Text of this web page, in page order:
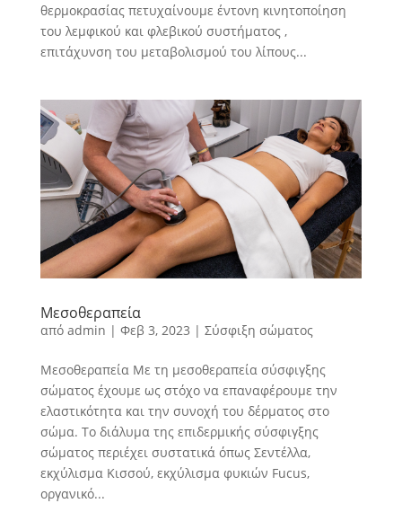
θερμοκρασίας πετυχαίνουμε έντονη κινητοποίηση
του λεμφικού και φλεβικού συστήματος ,
επιτάχυνση του μεταβολισμού του λίπους...
Μεσοθεραπεία
από admin | Φεβ 3, 2023 | Σύσφιξη σώματος
Μεσοθεραπεία Με τη μεσοθεραπεία σύσφιγξης
σώματος έχουμε ως στόχο να επαναφέρουμε την
ελαστικότητα και την συνοχή του δέρματος στο
σώμα. Το διάλυμα της επιδερμικής σύσφιγξης
σώματος περιέχει συστατικά όπως Σεντέλλα,
εκχύλισμα Κισσού, εκχύλισμα φυκιών Fucus,
οργανικό...